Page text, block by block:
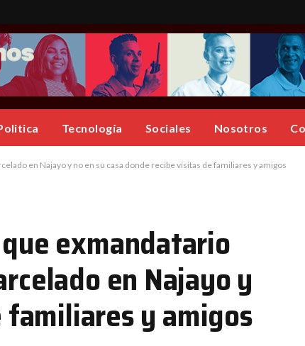
Tecnología Sociales Nosotros
en Najayo y no en su casa donde recibe visitas de familiares y amigos
exmandatario
en Najayo y
familiares y amigos